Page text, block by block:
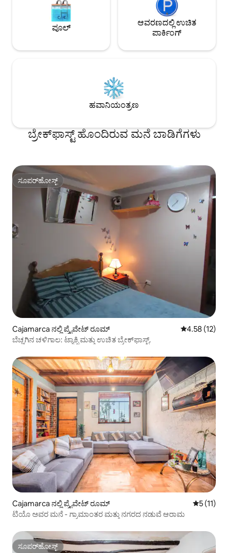
ಪೂಲ್
ಆವರಣದಲ್ಲಿ ಉಚಿತ
ಪಾರ್ಕಿಂಗ್
ಹವಾನಿಯಂತ್ರಣ
ಬ್ರೇಕ್‍‍ಫಾಸ್ಟ್ ಹೊಂದಿರುವ ಮನೆ ಬಾಡಿಗೆಗಳು
ಸೂಪರ್‌ಹೋಸ್ಟ್
ಸೂಪರ್‌ಹೋಸ್ಟ್
Cajamarca ನಲ್ಲಿ ಪ್ರೈವೇಟ್ ರೂಮ್ 5 ರಲ್ಲಿ 4.58
4.58 (12)
ಬೆಚ್ಚಗಿನ ಚಳಿಗಾಲ: ಟ್ಯಾಕ್ಸಿ ಮತ್ತು ಉಚಿತ ಬ್ರೇಕ್‌ಫಾಸ್ಟ್.
Cajamarca ನಲ್ಲಿ ಪ್ರೈವೇಟ್ ರೂಮ್ 5 ರಲ್ಲಿ 5
5 (11)
ಟಿಯೊ ಅವರ ಮನೆ - ಗ್ರಾಮಾಂತರ ಮತ್ತು ನಗರದ ನಡುವೆ ಆರಾಮ
ಸೂಪರ್‌ಹೋಸ್ಟ್
ಸೂಪರ್‌ಹೋಸ್ಟ್